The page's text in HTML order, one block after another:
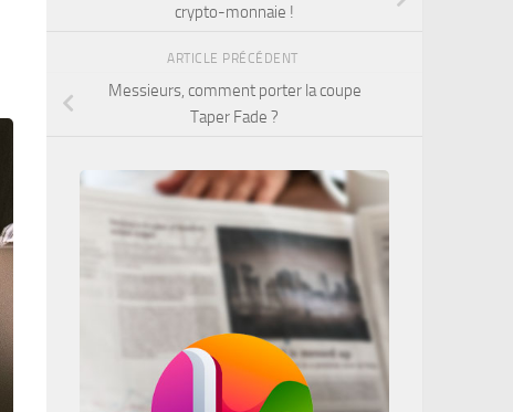
crypto-monnaie !
ARTICLE PRÉCÉDENT
Messieurs, comment porter la coupe
Taper Fade ?